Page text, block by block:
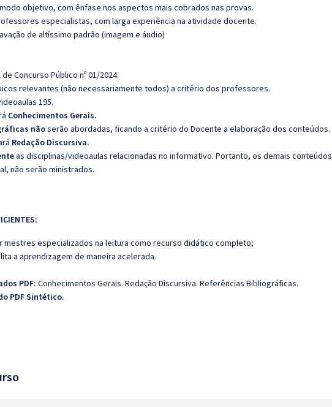
objetivo, com ênfase nos aspectos mais cobrados nas provas.
especialistas, com larga experiência na atividade docente.
de altíssimo padrão (imagem e áudio)
Concurso Público nº 01/2024.
relevantes (não necessariamente todos) a critério dos professores.
195.
Conhecimentos Gerais.
nãoserão abordadas, ficando a critério do Docente a elaboração dos conteúdos.
Redação Discursiva.
as disciplinas/videoaulas relacionadas no informativo. Portanto, os demais conteúdos
não serão ministrados.
mestres especializados na leitura como recurso didático completo;
a aprendizagem de maneira acelerada.
PDF: Conhecimentos Gerais. Redação Discursiva. Referências Bibliográficas.
PDF Sintético.